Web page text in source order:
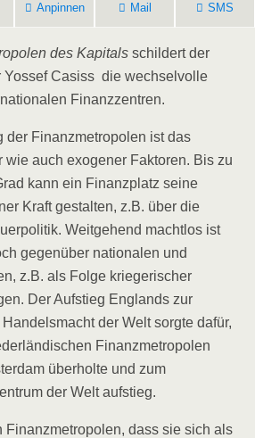
Anpinnen Mail SMS
des Kapitals schildert der
Yossef Casiss die wechselvolle
Finanzzentren.
der Finanzmetropolen ist das
wie auch exogener Faktoren. Bis zu
kann ein Finanzplatz seine
Kraft gestalten, z.B. über die
Weitgehend machtlos ist
gegenüber nationalen und
z.B. als Folge kriegerischer
Der Aufstieg Englands zur
der Welt sorgte dafür,
Finanzmetropolen
überholte und zum
der Welt aufstieg.
Finanzmetropolen, dass sie sich als